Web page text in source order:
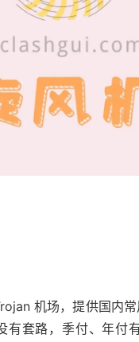
机场，提供国内
有套路，季付、年付